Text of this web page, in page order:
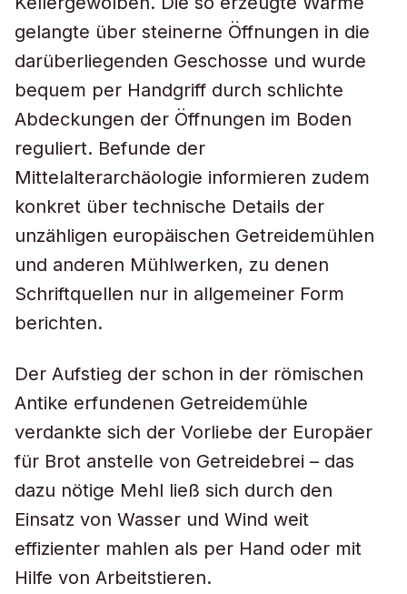
gelangte über steinerne Öffnungen in die
darüberliegenden Geschosse und wurde
bequem per Handgriff durch schlichte
Abdeckungen der Öffnungen im Boden
reguliert. Befunde der
Mittelalterarchäologie informieren zudem
konkret über technische Details der
unzähligen europäischen Getreidemühlen
und anderen Mühlwerken, zu denen
Schriftquellen nur in allgemeiner Form
berichten.
Der Aufstieg der schon in der römischen
Antike erfundenen Getreidemühle
verdankte sich der Vorliebe der Europäer
für Brot anstelle von Getreidebrei – das
dazu nötige Mehl ließ sich durch den
Einsatz von Wasser und Wind weit
effizienter mahlen als per Hand oder mit
Hilfe von Arbeitstieren.